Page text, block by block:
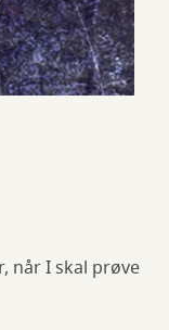
når I skal prøve